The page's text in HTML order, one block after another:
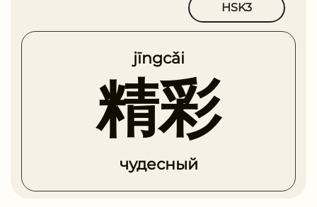
HSK3
jīngcǎi
精彩
чудесный